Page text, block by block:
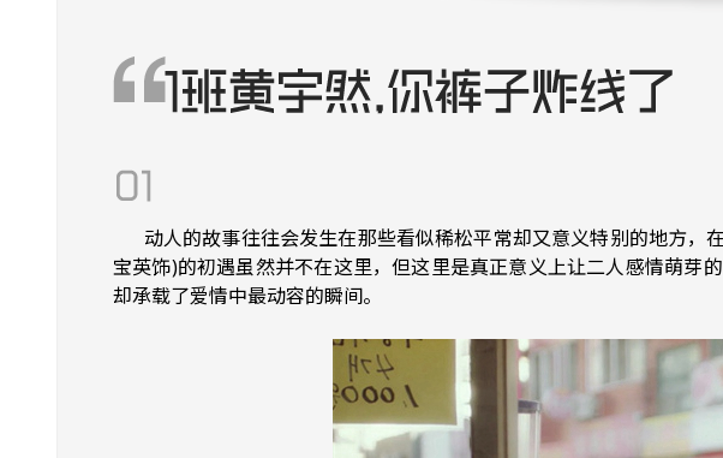
动人的故事往往会发生在那些看似稀松平常却又意义特别的地方
宝英饰)的初遇虽然并不在这里，但这里是真正意义上让二人感情萌芽
却承载了爱情中最动容的瞬间。